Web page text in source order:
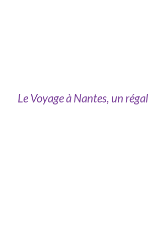
Le Voyage à Nantes, un